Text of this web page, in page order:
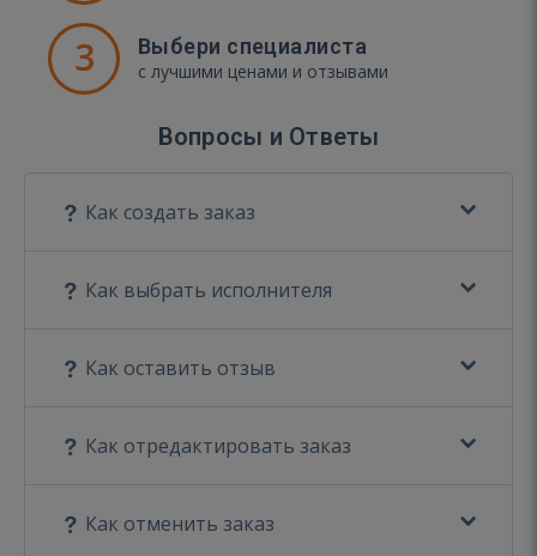
3 Выбери специалиста
с лучшими ценами и отзывами
Вопросы и Ответы
Как создать заказ
Как выбрать исполнителя
Как оставить отзыв
Как отредактировать заказ
Как отменить заказ